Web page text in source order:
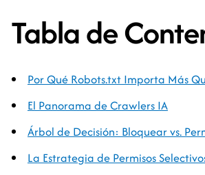
Tabla de
Por Qué Robots.txt Importa Más
El Panorama de Crawlers IA
Árbol de Decisión: Bloquear vs.
La Estrategia de Permisos